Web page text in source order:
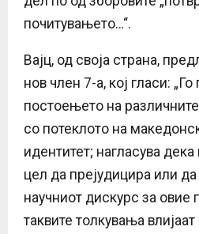
почитувањето…“.
Вајц, од своја страна,
нов член 7-а, кој гласи: „Го
постоењето на
со потеклото на
идентитет; нагласува
цел да прејудицира или да
научниот дискурс за овие
таквите толкувања